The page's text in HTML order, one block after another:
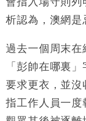
11:40
財經｜黑
Google晶
25%
18:15
本地｜新
定高消費
17:40
財經｜本
最強
析認為，澳網是
過去一個周末
「彭帥在哪裏
要求更衣，並沒
指工作人員一